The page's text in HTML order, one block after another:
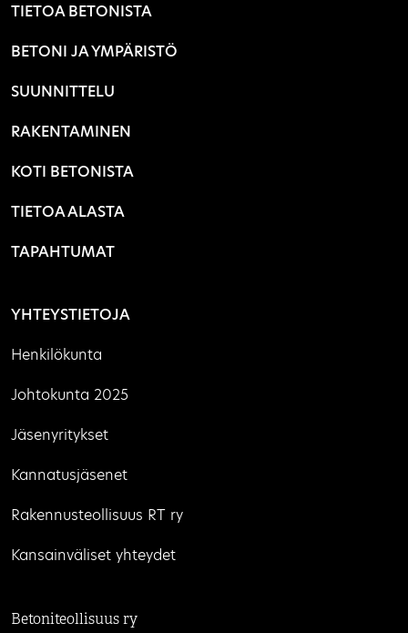
TIETOA BETONISTA
BETONI JA YMPÄRISTÖ
SUUNNITTELU
RAKENTAMINEN
KOTI BETONISTA
TIETOA ALASTA
TAPAHTUMAT
YHTEYSTIETOJA
Henkilökunta
Johtokunta 2025
Jäsenyritykset
Kannatusjäsenet
Rakennusteollisuus RT ry
Kansainväliset yhteydet
Betoniteollisuus ry